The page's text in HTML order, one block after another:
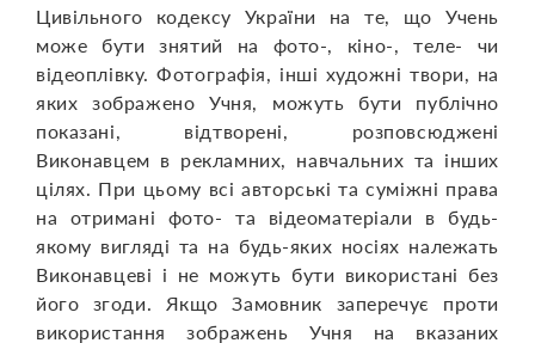
Цивільного кодексу України на те, що Учень
може бути знятий на фото-, кіно-, теле- чи
відеоплівку. Фотографія, інші художні твори, на
яких зображено Учня, можуть бути публічно
показані, відтворені, розповсюджені
Виконавцем в рекламних, навчальних та інших
цілях. При цьому всі авторські та суміжні права
на отримані фото- та відеоматеріали в будь-
якому вигляді та на будь-яких носіях належать
Виконавцеві і не можуть бути використані без
його згоди. Якщо Замовник заперечує проти
використання зображень Учня на вказаних